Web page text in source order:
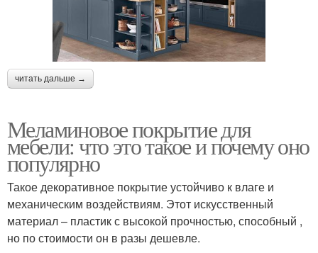
читать дальше →
Меламиновое покрытие для
мебели: что это такое и почему оно
популярно
Такое декоративное покрытие устойчиво к влаге и
механическим воздействиям. Этот искусственный
материал – пластик с высокой прочностью, способный ,
но по стоимости он в разы дешевле.